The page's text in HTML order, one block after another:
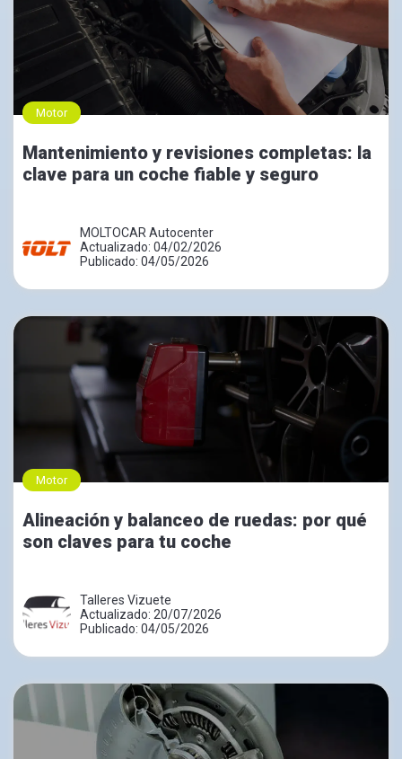
Motor
Mantenimiento y revisiones completas: la
clave para un coche fiable y seguro
MOLTOCAR Autocenter
Actualizado: 04/02/2026
Publicado: 04/05/2026
Motor
Alineación y balanceo de ruedas: por qué
son claves para tu coche
Talleres Vizuete
Actualizado: 20/07/2026
Publicado: 04/05/2026